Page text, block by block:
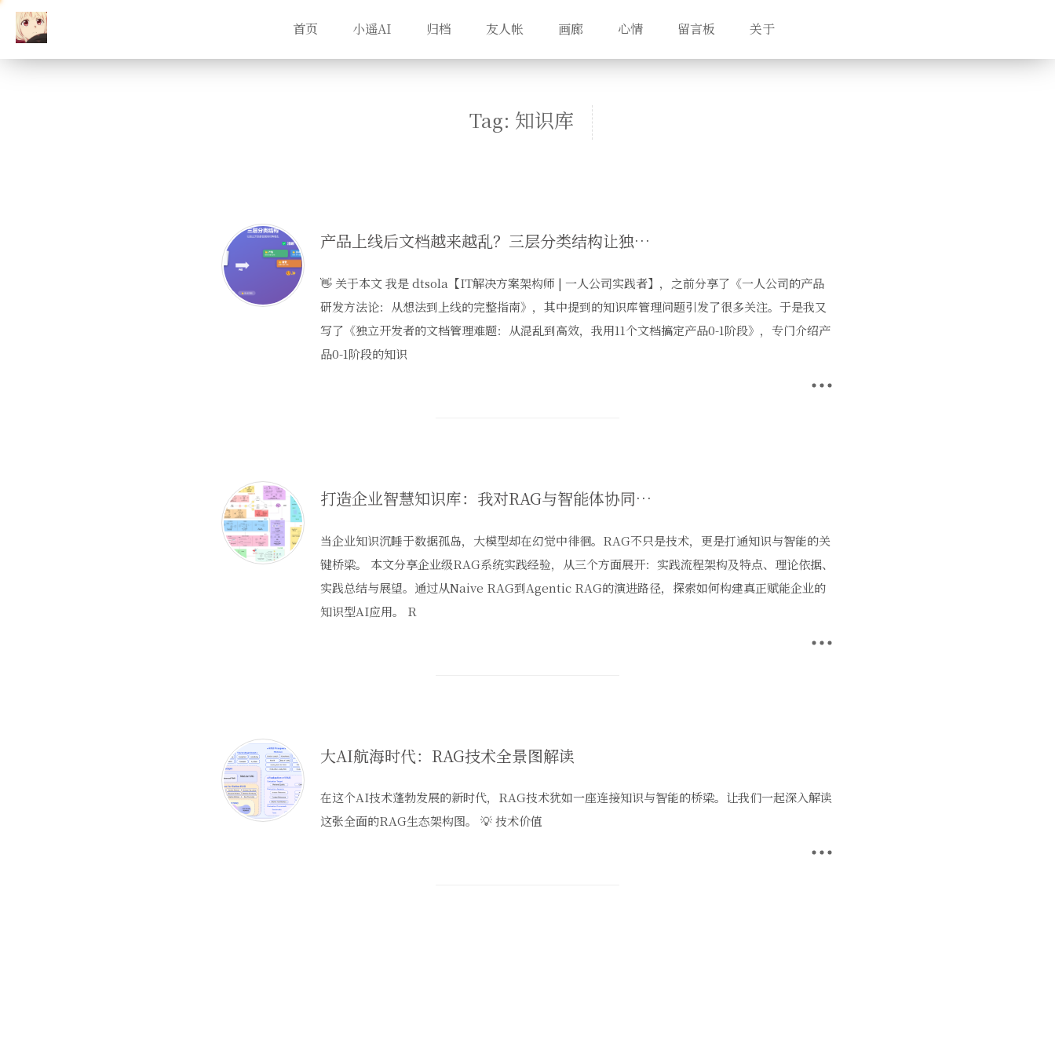
首页 小遥AI 归档 友人帐 画廊 心情 留言板 关于
Tag: 知识库
产品上线后文档越来越乱？三层分类结构让独立开发者告别知识库混乱
👋 关于本文 我是 dtsola【IT解决方案架构师 | 一人公司实践者】，之前分享了《一人公司的产品
研发方法论：从想法到上线的完整指南》，其中提到的知识库管理问题引发了很多关注。于是我又
写了《独立开发者的文档管理难题：从混乱到高效，我用11个文档搞定产品0-1阶段》，专门介绍产
品0-1阶段的知识
打造企业智慧知识库：我对RAG与智能体协同的大模型应用架构思考
当企业知识沉睡于数据孤岛，大模型却在幻觉中徘徊。RAG不只是技术，更是打通知识与智能的关
键桥梁。 本文分享企业级RAG系统实践经验，从三个方面展开：实践流程架构及特点、理论依据、
实践总结与展望。通过从Naive RAG到Agentic RAG的演进路径，探索如何构建真正赋能企业的
知识型AI应用。 R
大AI航海时代：RAG技术全景图解读
在这个AI技术蓬勃发展的新时代，RAG技术犹如一座连接知识与智能的桥梁。让我们一起深入解读
这张全面的RAG生态架构图。 💡 技术价值